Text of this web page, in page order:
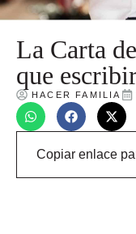
La Carta
que
HACER FAMILIA
Copiar enlace